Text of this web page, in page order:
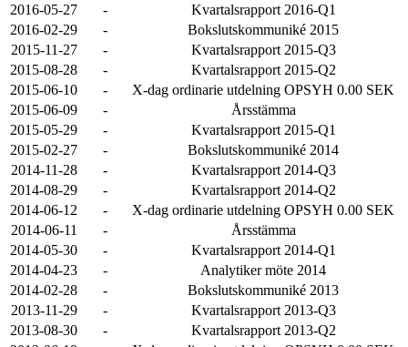
2016-05-27
-
Kvartalsrapport 2016-Q1
2016-02-29
-
Bokslutskommuniké 2015
2015-11-27
-
Kvartalsrapport 2015-Q3
2015-08-28
-
Kvartalsrapport 2015-Q2
2015-06-10
-
X-dag ordinarie utdelning OPSYH 0.00 SEK
2015-06-09
-
Årsstämma
2015-05-29
-
Kvartalsrapport 2015-Q1
2015-02-27
-
Bokslutskommuniké 2014
2014-11-28
-
Kvartalsrapport 2014-Q3
2014-08-29
-
Kvartalsrapport 2014-Q2
2014-06-12
-
X-dag ordinarie utdelning OPSYH 0.00 SEK
2014-06-11
-
Årsstämma
2014-05-30
-
Kvartalsrapport 2014-Q1
2014-04-23
-
Analytiker möte 2014
2014-02-28
-
Bokslutskommuniké 2013
2013-11-29
-
Kvartalsrapport 2013-Q3
2013-08-30
-
Kvartalsrapport 2013-Q2